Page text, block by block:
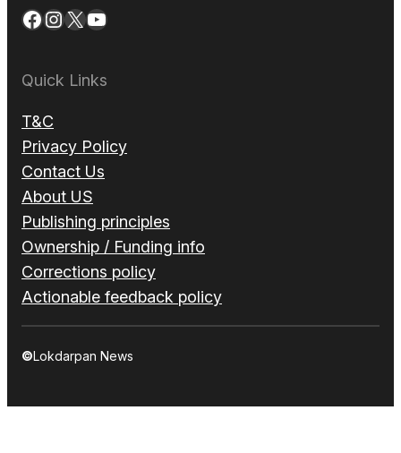
Facebook InstagramX YouTube
Quick Links
T&C
Privacy Policy
Contact Us
About US
Publishing principles
Ownership / Funding info
Corrections policy
Actionable feedback policy
©Lokdarpan News